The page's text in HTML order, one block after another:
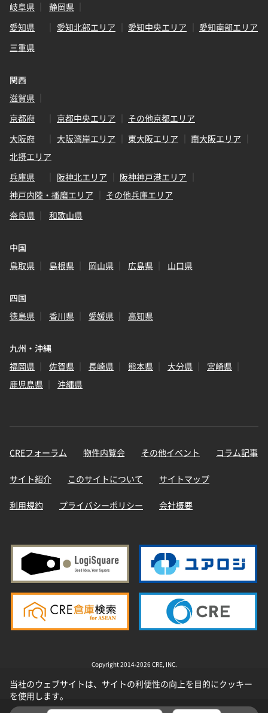
岐阜県
静岡県
愛知県
愛知北部エリア 愛知中央エリア
愛知南部エリア
三重県
関西
滋賀県
京都府
京都中央エリア
その他京都エリア
大阪府
大阪湾岸エリア 東大阪エリア
南大阪エリア
北摂エリア
兵庫県
阪神北エリア
阪神神戸港エリア
神戸内陸・播磨エリア
その他兵庫エリア
奈良県
和歌山県
中国
鳥取県
島根県 岡山県 広島県 山口県
四国
徳島県
香川県 愛媛県 高知県
九州・沖縄
福岡県
佐賀県 長崎県 熊本県 大分県
宮崎県
鹿児島県
沖縄県
CREフォーラム 物件内覧会 その他イベント コラム記事
サイト紹介 このサイトについて サイトマップ
利用規約 プライバシーポリシー 会社概要
Copyright 2014-2026 CRE, INC.
当社のウェブサイトは、サイトの利便性の向上を目的にクッキー
を使用します。